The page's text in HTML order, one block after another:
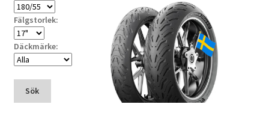
Fälgstorlek:
Däckmärke:
Sök